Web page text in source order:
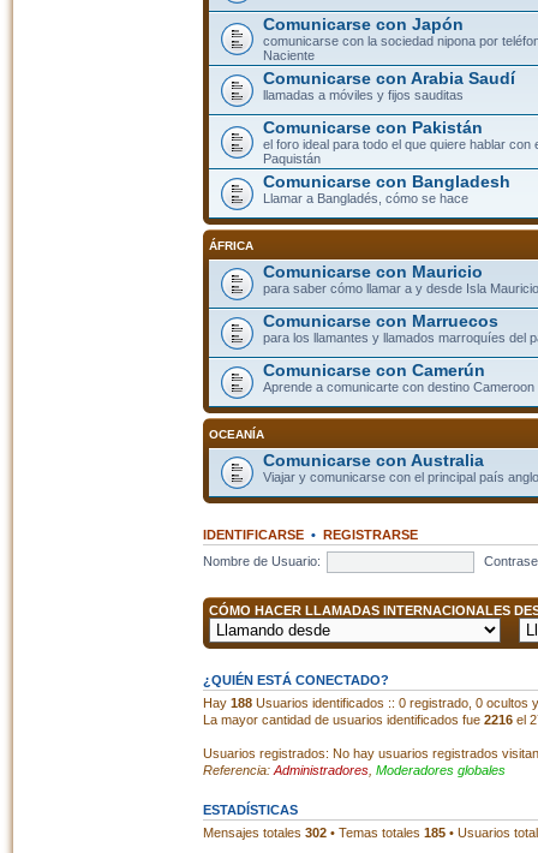
Comunicarse con Japón
comunicarse con la sociedad nipona por
Naciente
Comunicarse con Arabia Saudí
llamadas a móviles y fijos sauditas
Comunicarse con Pakistán
el foro ideal para todo el que quiere hablar con
Paquistán
Comunicarse con Bangladesh
Llamar a Bangladés, cómo se hace
ÁFRICA
Comunicarse con Mauricio
para saber cómo llamar a y desde Isla
Comunicarse con Marruecos
para los llamantes y llamados marroquíes del
Comunicarse con Camerún
Aprende a comunicarte con destino Cameroon
OCEANÍA
Comunicarse con Australia
Viajar y comunicarse con el principal país
IDENTIFICARSE• REGISTRARSE
Nombre de Usuario:
CÓMO HACER LLAMADAS INTERNACIONALES
¿QUIÉN ESTÁ CONECTADO?
Hay 188Usuarios identificados :: 0 registrado, 0 ocultos
La mayor cantidad de usuarios identificados fue 2216el
Usuarios registrados: No hay usuarios registrados
Referencia: Administradores, Moderadores globales
ESTADÍSTICAS
Mensajes totales 302• Temas totales 185• Usuarios